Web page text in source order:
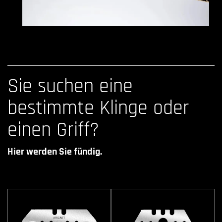
Sie suchen eine
bestimmte Klinge oder
einen Griff?
Hier werden Sie fündig.